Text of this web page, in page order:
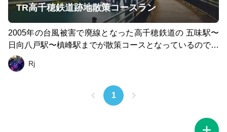
TR高千穂鉄道跡地散策コースラン
2005年の台風被害で廃線となった高千穂鉄道の 五味駅〜
日向八戸駅〜槙峰駅までが散策コースとなっているので、
走ってきました！駅のホームもそのままで、当時の時刻表
も残っていおり、なんか泣けてきます。コースは線路が残
高に楽しめました！ 走った後は、車で10分位の所に、廃
線になった日之影駅の旧駅舎2階が温泉施設「日之影温泉
駅」があります！山に囲まれ、川のほとりにある癒しの温
Rj
1